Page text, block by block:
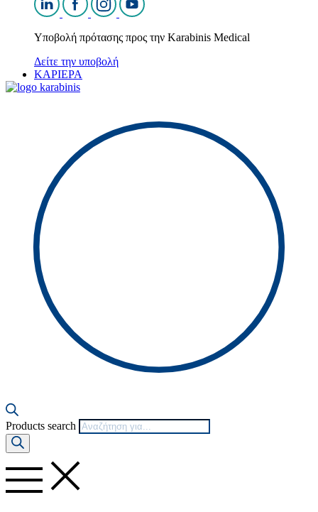
Υποβολή πρότασης προς την Karabinis Medical
Δείτε την υποβολή
ΚΑΡΙΕΡΑ
Products search